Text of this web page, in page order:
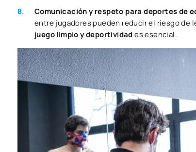
Comunicación y respeto para deportes de
entre jugadores pueden reducir el riesgo de
juego limpio y deportividades esencial.